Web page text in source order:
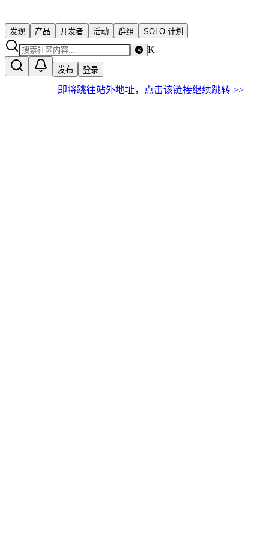
发现 产品 开发者 活动 群组 SOLO 计划
K
发布 登录
即将跳往站外地址，点击该链接继续跳转 >>